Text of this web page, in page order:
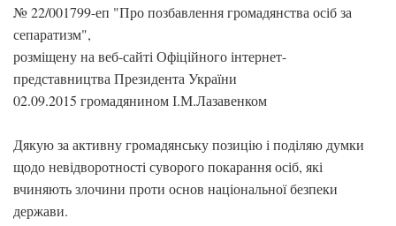
№ 22/001799-еп "Про позбавлення громадянства осіб за
сепаратизм",
розміщену на веб-сайті Офіційного інтернет-
представництва Президента України
02.09.2015 громадянином І.М.Лазавенком
Дякую за активну громадянську позицію і поділяю думки
щодо невідворотності суворого покарання осіб, які
вчиняють злочини проти основ національної безпеки
держави.